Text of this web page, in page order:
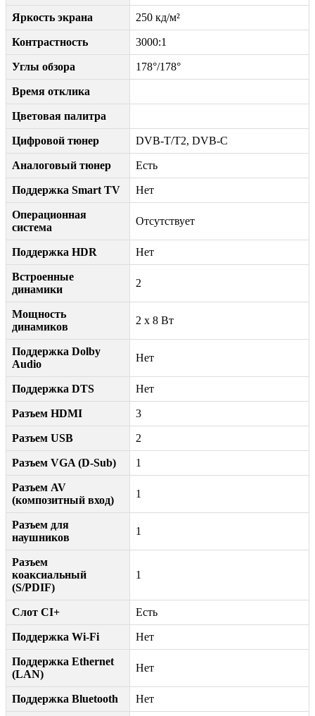
Яркость экрана 250 кд/м²
Контрастность 3000:1
Углы обзора 178°/178°
Время отклика
Цветовая палитра
Цифровой тюнер DVB-T/T2, DVB-C
Аналоговый тюнер Есть
Поддержка Smart TV Нет
Операционная
система
Отсутствует
Поддержка HDR Нет
Встроенные
динамики
2
Мощность
динамиков
2 x 8 Вт
Поддержка Dolby
Audio
Нет
Поддержка DTS Нет
Разъем HDMI 3
Разъем USB 2
Разъем VGA (D-Sub) 1
Разъем AV
(композитный вход)
1
Разъем для
наушников
1
Разъем
коаксиальный
(S/PDIF)
1
Слот CI+ Есть
Поддержка Wi-Fi Нет
Поддержка Ethernet
(LAN)
Нет
Поддержка Bluetooth Нет